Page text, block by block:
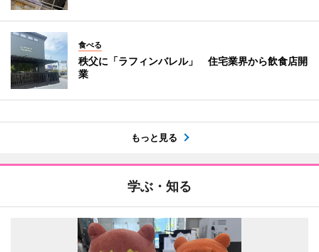
食べる
秩父に「ラフィンバレル」 住宅業界から飲食店開
業
もっと見る
学ぶ・知る